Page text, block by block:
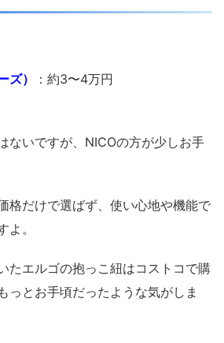
ズ）
：約3〜4万円
ないですが、NICOの方が少しお手
格だけで選ばず、使い心地や機能で
。
たエルゴの抱っこ紐はコストコで購
っとお手頃だったような気がしま